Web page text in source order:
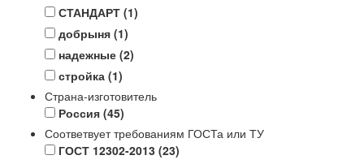
СТАНДАРТ (1)
добрыня (1)
надежные (2)
стройка (1)
Страна-изготовитель
Россия (45)
Соответвует требованиям ГОСТа или ТУ
ГОСТ 12302-2013 (23)